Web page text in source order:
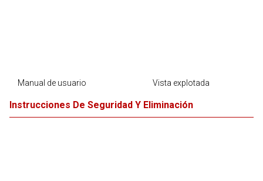
Manual de usuario Vista explotada
Instrucciones De Seguridad Y Eliminación